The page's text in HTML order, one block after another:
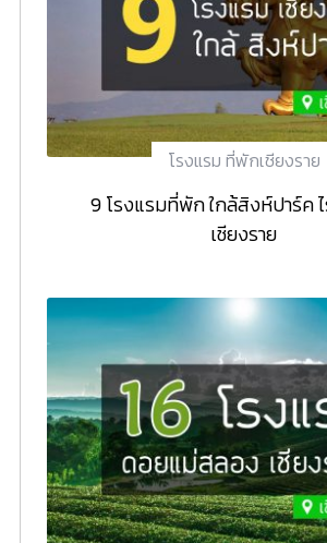
โรงแรม ที่พักเชียงราย
9 โรงแรมที่พัก ใกล้สิงห์ปาร์ค
เชียงราย